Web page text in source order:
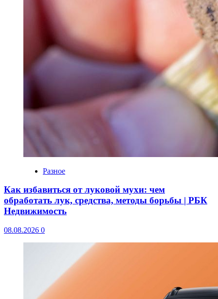
Разное
Как избавиться от луковой мухи: чем
обработать лук, средства, методы борьбы | РБК
Недвижимость
08.08.2026 0